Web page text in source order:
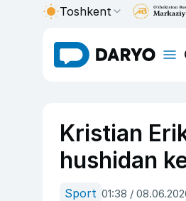
Toshkent
Kristian
hushidan
Sport 01:38 /